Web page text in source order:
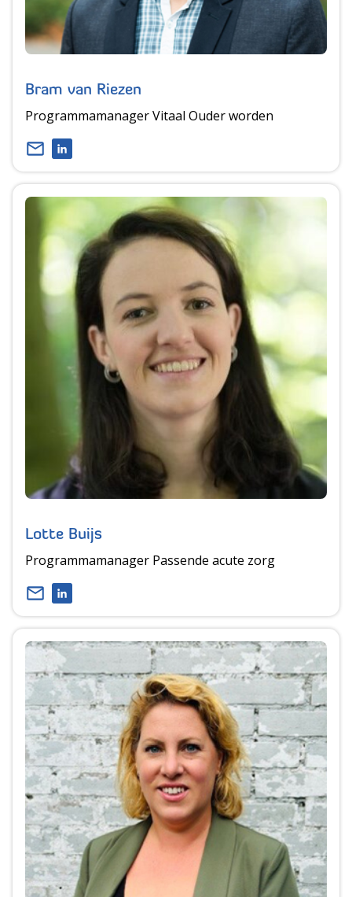
Bram van Riezen
Programmamanager Vitaal Ouder worden
Lotte Buijs
Programmamanager Passende acute zorg